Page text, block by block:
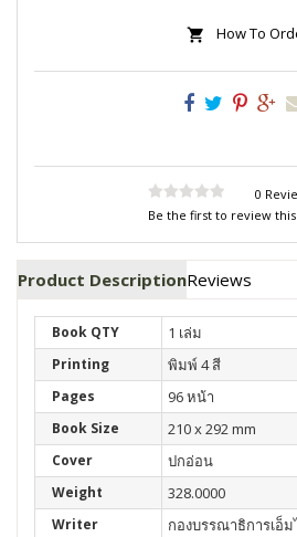
How To
0
Be the first to review
Product DescriptionReviews
Book QTY 1 เล่ม
Printing พิมพ์ 4 สี
Pages 96 หน้า
Book Size 210 x 292 mm
Cover ปกอ่อน
Weight 328.0000
Writer กองบรรณาธิการเอ็ม